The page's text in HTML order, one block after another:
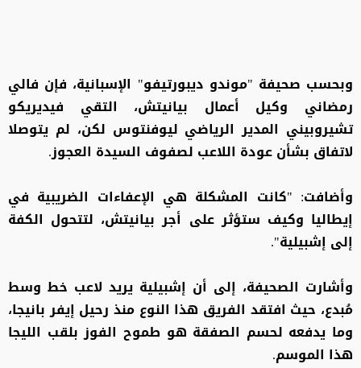
وبحسب صحيفة "موندو ديبورتيفو" الإسبانية، فإن فالي
رمضاني وكيل أعمال بيانيتش، التقي فيديريكو
تشيروبيني المدير الرياضي ليوفنتوس لكن، لم يتوصلا
لاتفاق بشأن عودة اللاعب لصفوف السيدة العجوز.
وأضافت: "كانت المشكلة هي الإعفاءات الضريبية في
إيطاليا وكيف ستؤثر على أجر بيانيتش، لتتحول الكفة
إلى إشبيلية".
وأشارت الصحيفة، إلى أن إشبيلية يريد لاعب خط وسط
مُبدع، حيث افتقد الفريق هذا النوع منذ رحيل إيفر بانيجا،
وما يدفعه لحسم الصفقة هو طموح الفوز بلقب الليجا
هذا الموسم.